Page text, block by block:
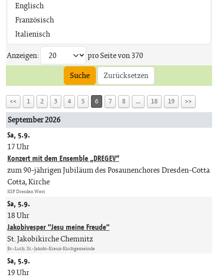
Anzeigen: pro Seite von370
Suche
Zurücksetzen
<< 1 2 3 4 5 6 7 8 … 18 19 >>
September 2026
Sa, 5.9.
17 Uhr
Konzert mit dem Ensemble „DREGEV“
zum 90-jährigen Jubiläum des Posaunenchores Dresden-Cotta
Cotta, Kirche
KSP Dresden West
Sa, 5.9.
18 Uhr
Jakobivesper "Jesu meine Freude"
St. Jakobikirche Chemnitz
Ev.-Luth. St.-Jakobi-Kreuz-Kirchgemeinde
Sa, 5.9.
19 Uhr